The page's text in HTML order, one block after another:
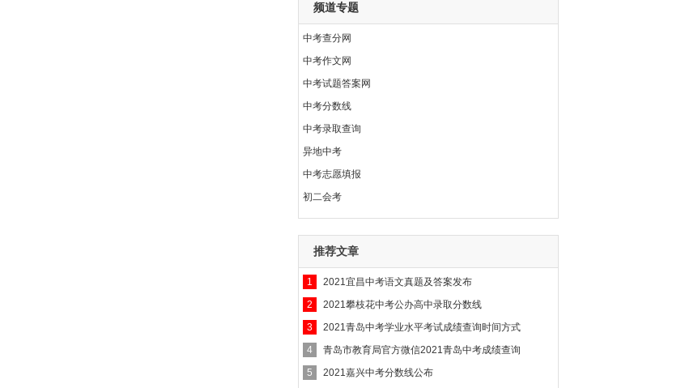
频道专题
中考查分网
中考作文网
中考试题答案网
中考分数线
中考录取查询
异地中考
中考志愿填报
初二会考
推荐文章
1
2021宜昌中考语文真题及答案发布
2
2021攀枝花中考公办高中录取分数线
3
2021青岛中考学业水平考试成绩查询时间方式
4
青岛市教育局官方微信2021青岛中考成绩查询
5
2021嘉兴中考分数线公布